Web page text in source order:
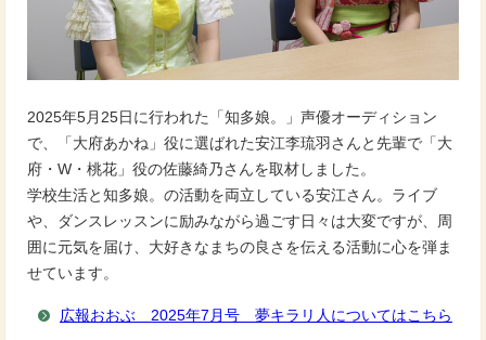
2025年5月25日に行われた「知多娘。」声優オーディション
で、「大府あかね」役に選ばれた安江李琉羽さんと先輩で「大
府・W・桃花」役の佐藤綺乃さんを取材しました。
学校生活と知多娘。の活動を両立している安江さん。ライブ
や、ダンスレッスンに励みながら過ごす日々は大変ですが、周
囲に元気を届け、大好きなまちの良さを伝える活動に心を弾ま
せています。
広報おおぶ 2025年7月号 夢キラリ人についてはこちら